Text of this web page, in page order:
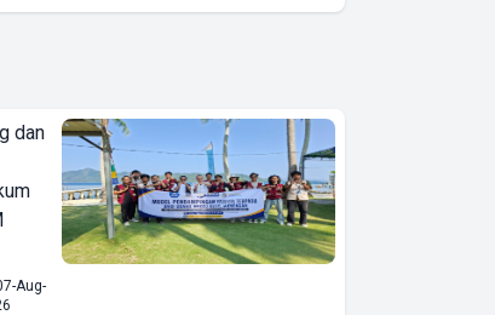
dan
Aug-